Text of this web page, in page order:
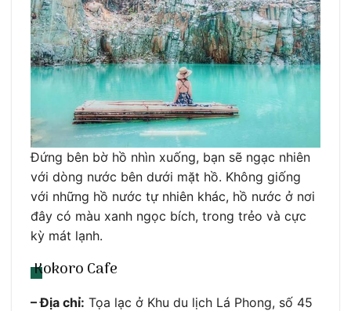
Đứng bên bờ hồ nhìn xuống, bạn sẽ ngạc nhiên
với dòng nước bên dưới mặt hồ. Không giống
với những hồ nước tự nhiên khác, hồ nước ở nơi
đây có màu xanh ngọc bích, trong trẻo và cực
kỳ mát lạnh.
Kokoro Cafe
– Địa chỉ: Tọa lạc ở Khu du lịch Lá Phong, số 45